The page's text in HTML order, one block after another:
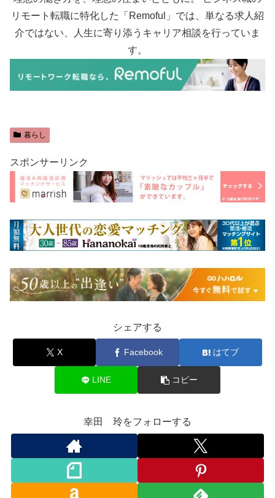
リモート転職に特化した「Remoful」では、単なる求人紹
介ではない、人生に寄り添うキャリア相談を行っていま
す。
暮らし
スポンサーリンク
シェアする
X Facebook はてブ
LINE コピー
幸田 玲をフォローする